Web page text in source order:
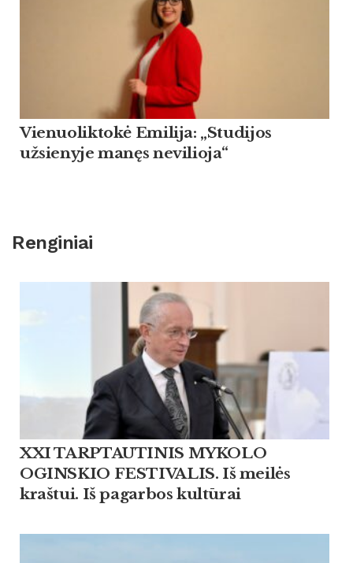
Vienuoliktokė Emilija: „Studijos
užsienyje manęs nevilioja“
Renginiai
XXI TARPTAUTINIS MYKOLO
OGINSKIO FESTIVALIS. Iš meilės
kraštui. Iš pagarbos kultūrai